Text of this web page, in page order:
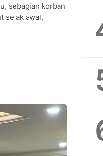
sebagian korban
sejak awal.